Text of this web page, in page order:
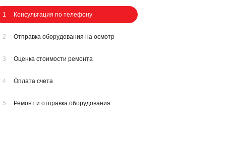
1 Консультация по телефону
2 Отправка оборудования на осмотр
3 Оценка стоимости ремонта
4 Оплата счета
5 Ремонт и отправка оборудования